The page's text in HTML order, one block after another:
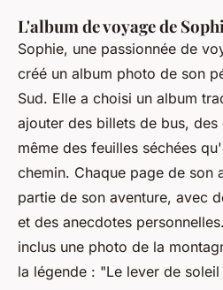
L'album de voyage de
Sophie, une passionnée de
créé un album photo de son
Sud. Elle a choisi un album
ajouter des billets de bus,
même des feuilles séchées
chemin. Chaque page de son
partie de son aventure, avec
et des anecdotes
inclus une photo de la
la légende : "Le lever de